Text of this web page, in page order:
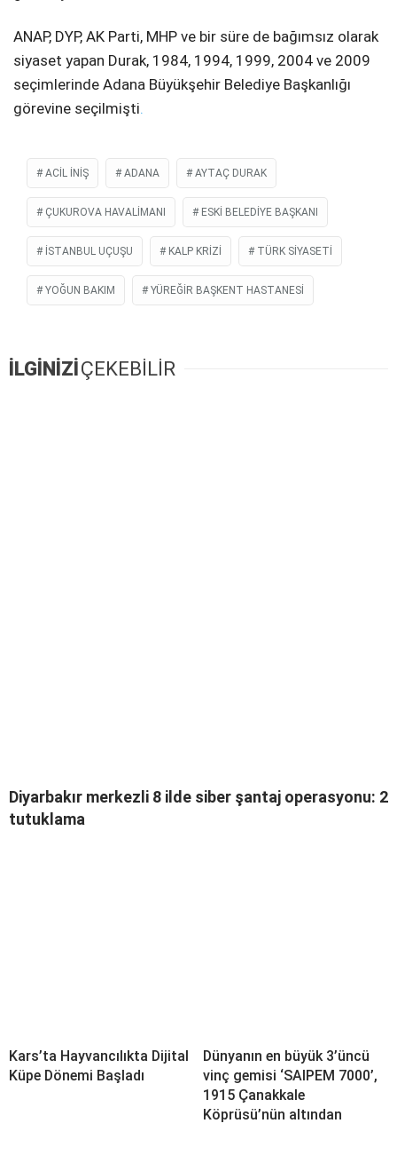
ANAP, DYP, AK Parti, MHP ve bir süre de bağımsız olarak
siyaset yapan Durak, 1984, 1994, 1999, 2004 ve 2009
seçimlerinde Adana Büyükşehir Belediye Başkanlığı
görevine seçilmişti.
ACIL İNIŞ ADANA AYTAÇ DURAK
ÇUKUROVA HAVALIMANI ESKI BELEDIYE BAŞKANI
İSTANBUL UÇUŞU KALP KRIZI TÜRK SIYASETI
YOĞUN BAKIM YÜREĞIR BAŞKENT HASTANESI
İLGİNİZİ ÇEKEBİLİR
Diyarbakır merkezli 8 ilde siber şantaj operasyonu: 2
tutuklama
Kars’ta Hayvancılıkta Dijital
Küpe Dönemi Başladı
Dünyanın en büyük 3’üncü
vinç gemisi ‘SAIPEM 7000’,
1915 Çanakkale
Köprüsü’nün altından